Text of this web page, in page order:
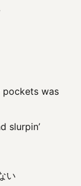
pockets was
slurpin’
い